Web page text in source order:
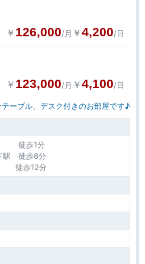
￥ 126,000/月 ￥4,200/日
￥ 123,000/月 ￥4,100/日
テーブル、デスク付きのお部屋です♪
徒歩1分
駅 徒歩8分
歩12分